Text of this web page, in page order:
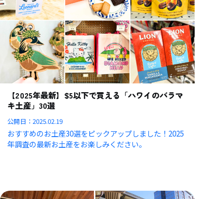
【2025年最新】$5以下で買える「ハワイのバラマ
キ土産」30選
公開日：2025.02.19
おすすめのお土産30選をピックアップしました！2025
年調査の最新お土産をお楽しみください。